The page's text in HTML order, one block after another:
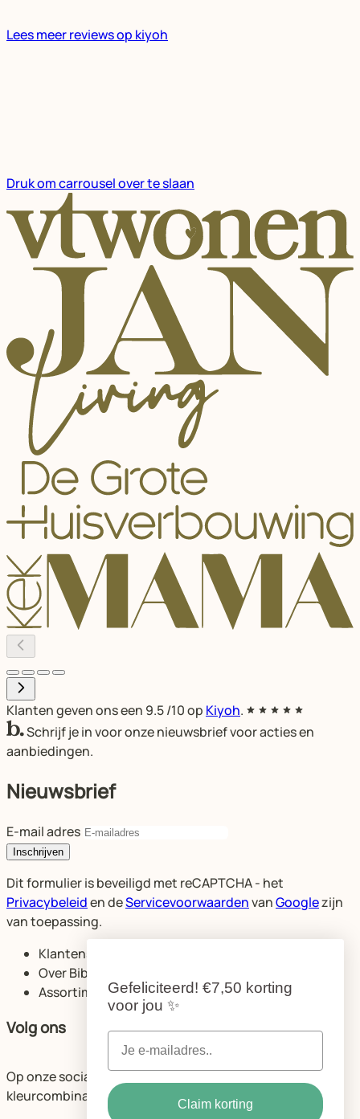
Lees meer reviews op kiyoh
Druk om carrousel over te slaan
Klanten geven ons een 9.5/10 op Kiyoh.
Schrijf je in voor onze nieuwsbrief voor acties en
aanbiedingen.
Nieuwsbrief
E-mail adres
Inschrijven
Dit formulier is beveiligd met reCAPTCHA - het
Privacybeleiden deServicevoorwaardenvanGooglezijn
van toepassing.
Klantenservice
Over Bibelotte
Assortiment
Volg ons
Op onze socials delen we volop ideeën voor de mooiste
kleurcombinaties en ruimtes.
Gefeliciteerd! €7,50 korting
voor jou ✨
Claim korting